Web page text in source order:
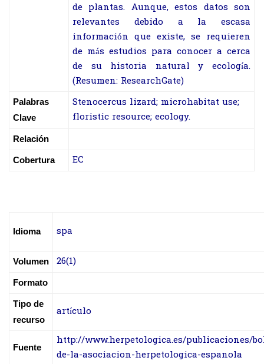
de plantas. Aunque, estos datos son
relevantes debido a la escasa
información que existe, se requieren
de más estudios para conocer a cerca
de su historia natural y ecología.
(Resumen: ResearchGate)
Palabras
Clave
Stenocercus lizard; microhabitat use;
floristic resource; ecology.
Relación
Cobertura EC
Idioma spa
Volumen 26(1)
Formato
Tipo de
recurso
artículo
Fuente
http://www.herpetologica.es/publicaciones/
de-la-asociacion-herpetologica-espanola